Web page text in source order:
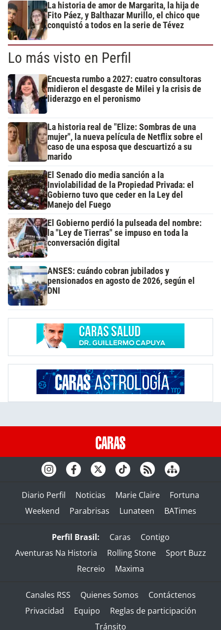
La historia de amor de Margarita, la hija de
Fito Páez, y Balthazar Murillo, el chico que
conquistó a todos en la serie de Tévez
Lo más visto en Perfil
Encuesta rumbo a 2027: cuatro consultoras
midieron el desgaste de Milei y la crisis de
liderazgo en el peronismo
La historia real de "Elize: Sombras de una
mujer", la nueva película de Netflix sobre el
caso de una esposa que descuartizó a su
marido
El Senado dio media sanción a la
Inviolabilidad de la Propiedad Privada: el
Gobierno tuvo que ceder en la Ley del
Manejo del Fuego
El Gobierno perdió la pulseada del nombre:
la "Ley de Tierras" se impuso en toda la
conversación digital
ANSES: cuándo cobran jubilados y
pensionados en agosto de 2026, según el
DNI
Diario Perfil Noticias Marie Claire
Fortuna
Weekend
Parabrisas Lunateen BATimes
Perfil Brasil: Caras
Contigo
Aventuras Na Historia
Rolling Stone
Sport Buzz
Recreio
Maxima
Canales RSS Quienes Somos
Contáctenos
Privacidad
Equipo
Reglas de participación
Tránsito